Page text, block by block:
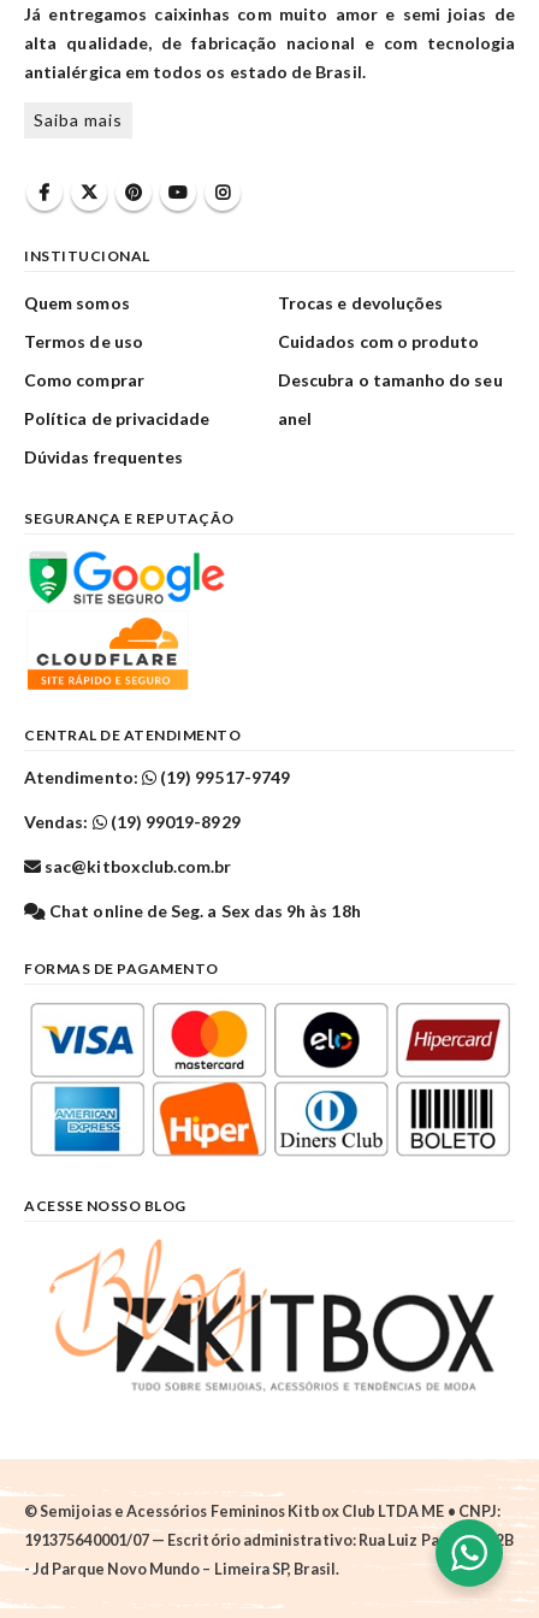
Já entregamos caixinhas com muito amor e semi joias de
alta qualidade, de fabricação nacional e com tecnologia
antialérgica em todos os estado de Brasil.
Saiba mais
INSTITUCIONAL
Quem somos
Termos de uso
Como comprar
Política de privacidade
Dúvidas frequentes
Trocas e devoluções
Cuidados com o produto
Descubra o tamanho do seu
anel
SEGURANÇA E REPUTAÇÃO
CENTRAL DE ATENDIMENTO
Atendimento: (19) 99517-9749
Vendas: (19) 99019-8929
sac@kitboxclub.com.br
Chat online de Seg. a Sex das 9h às 18h
FORMAS DE PAGAMENTO
ACESSE NOSSO BLOG
© Semijoias e Acessórios Femininos Kitbox Club LTDA ME • CNPJ:
191375640001/07 — Escritório administrativo: Rua Luiz Pantano, 62B
- Jd Parque Novo Mundo – Limeira SP, Brasil.